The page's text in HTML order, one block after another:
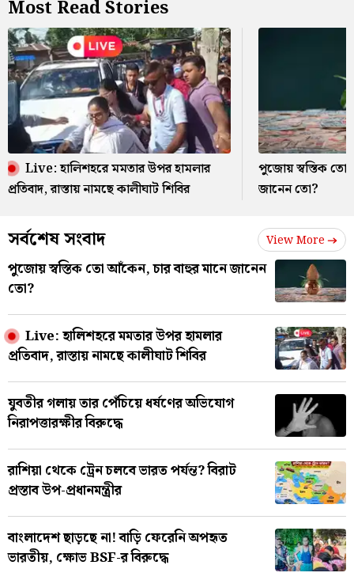
Most Read Stories
Live: হালিশহরে মমতার উপর হামলার
প্রতিবাদ, রাস্তায় নামছে কালীঘাট শিবির
পুজোয় স্বস্তিক তো
জানেন তো?
সর্বশেষ সংবাদ View More
পুজোয় স্বস্তিক তো আঁকেন, চার বাহুর মানে জানেন
তো?
Live: হালিশহরে মমতার উপর হামলার
প্রতিবাদ, রাস্তায় নামছে কালীঘাট শিবির
যুবতীর গলায় তার পেঁচিয়ে ধর্ষণের অভিযোগ
নিরাপত্তারক্ষীর বিরুদ্ধে
রাশিয়া থেকে ট্রেন চলবে ভারত পর্যন্ত? বিরাট
প্রস্তাব উপ-প্রধানমন্ত্রীর
বাংলাদেশ ছাড়ছে না! বাড়ি ফেরেনি অপহৃত
ভারতীয়, ক্ষোভ BSF-র বিরুদ্ধে